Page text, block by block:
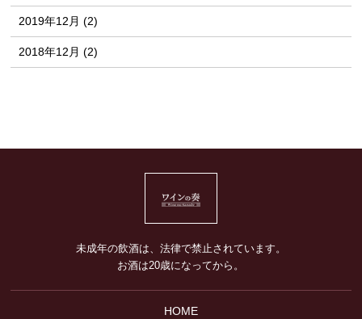
2019年12月 (2)
2018年12月 (2)
未成年の飲酒は、法律で禁止されています。
お酒は20歳になってから。
HOME